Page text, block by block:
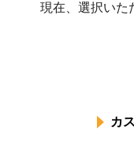
現在、選択いた
カ